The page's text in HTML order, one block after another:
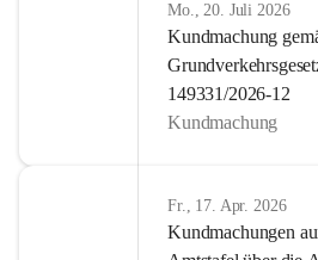
Mo., 20. Juli 2026
Kundmachung
149331/2026-12
Kundmachung
Fr., 17. Apr. 2026
Kundmachungen